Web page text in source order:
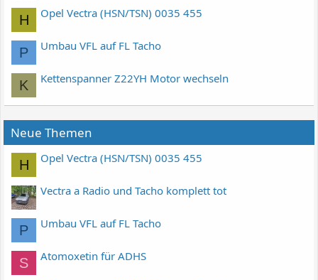
H Opel Vectra (HSN/TSN) 0035 455
P Umbau VFL auf FL Tacho
K Kettenspanner Z22YH Motor wechseln
Neue Themen
H Opel Vectra (HSN/TSN) 0035 455
Vectra a Radio und Tacho komplett tot
P Umbau VFL auf FL Tacho
S Atomoxetin für ADHS